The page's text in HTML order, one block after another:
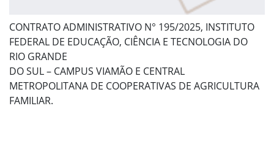
CONTRATO ADMINISTRATIVO N° 195/2025, INSTITUTO
FEDERAL DE EDUCAÇÃO, CIÊNCIA E TECNOLOGIA DO
RIO GRANDE
DO SUL – CAMPUS VIAMÃO E CENTRAL
METROPOLITANA DE COOPERATIVAS DE AGRICULTURA
FAMILIAR.